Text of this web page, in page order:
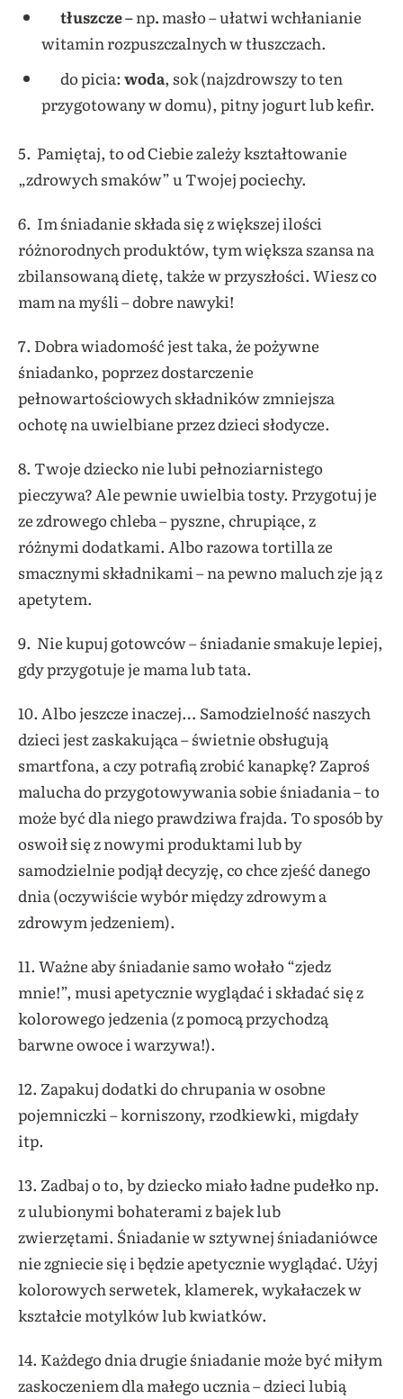
tłuszcze –np. masło – ułatwi wchłanianie
witamin rozpuszczalnych w tłuszczach.
do picia: woda, sok (najzdrowszy to ten
przygotowany w domu), pitny jogurt lub kefir.
5. Pamiętaj, to od Ciebie zależy kształtowanie
„zdrowych smaków” u Twojej pociechy.
6. Im śniadanie składa się z większej ilości
różnorodnych produktów, tym większa szansa na
zbilansowaną dietę, także w przyszłości. Wiesz co
mam na myśli – dobre nawyki!
7. Dobra wiadomość jest taka, że pożywne
śniadanko, poprzez dostarczenie
pełnowartościowych składników zmniejsza
ochotę na uwielbiane przez dzieci słodycze.
8. Twoje dziecko nie lubi pełnoziarnistego
pieczywa? Ale pewnie uwielbia tosty. Przygotuj je
ze zdrowego chleba – pyszne, chrupiące, z
różnymi dodatkami. Albo razowa tortilla ze
smacznymi składnikami – na pewno maluch zje ją z
apetytem.
9. Nie kupuj gotowców – śniadanie smakuje lepiej,
gdy przygotuje je mama lub tata.
10. Albo jeszcze inaczej… Samodzielność naszych
dzieci jest zaskakująca – świetnie obsługują
smartfona, a czy potrafią zrobić kanapkę? Zaproś
malucha do przygotowywania sobie śniadania – to
może być dla niego prawdziwa frajda. To sposób by
oswoił się z nowymi produktami lub by
samodzielnie podjął decyzję, co chce zjeść danego
dnia (oczywiście wybór między zdrowym a
zdrowym jedzeniem).
11. Ważne aby śniadanie samo wołało “zjedz
mnie!”, musi apetycznie wyglądać i składać się z
kolorowego jedzenia (z pomocą przychodzą
barwne owoce i warzywa!).
12. Zapakuj dodatki do chrupania w osobne
pojemniczki – korniszony, rzodkiewki, migdały
itp.
13. Zadbaj o to, by dziecko miało ładne pudełko np.
z ulubionymi bohaterami z bajek lub
zwierzętami. Śniadanie w sztywnej śniadaniówce
nie zgniecie się i będzie apetycznie wyglądać. Użyj
kolorowych serwetek, klamerek, wykałaczek w
kształcie motylków lub kwiatków.
14. Każdego dnia drugie śniadanie może być miłym
zaskoczeniem dla małego ucznia – dzieci lubią